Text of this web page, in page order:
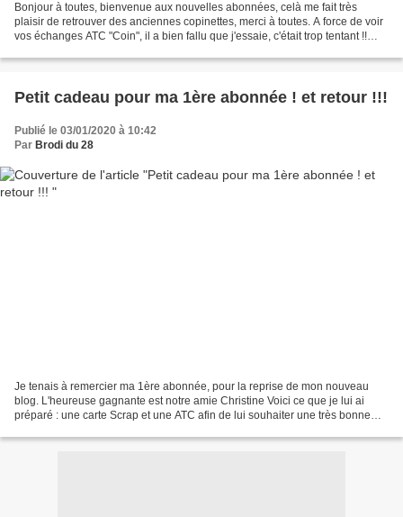
Bonjour à toutes, bienvenue aux nouvelles abonnées, celà me fait très
plaisir de retrouver des anciennes copinettes, merci à toutes. A force de voir
vos échanges ATC "Coin", il a bien fallu que j'essaie, c'était trop tentant !!
Petit cadeau pour ma 1ère abonnée ! et retour !!!
Publié le 03/01/2020 à 10:42
Par Brodi du 28
Je tenais à remercier ma 1ère abonnée, pour la reprise de mon nouveau
blog. L'heureuse gagnante est notre amie Christine Voici ce que je lui ai
préparé : une carte Scrap et une ATC afin de lui souhaiter une très bonne